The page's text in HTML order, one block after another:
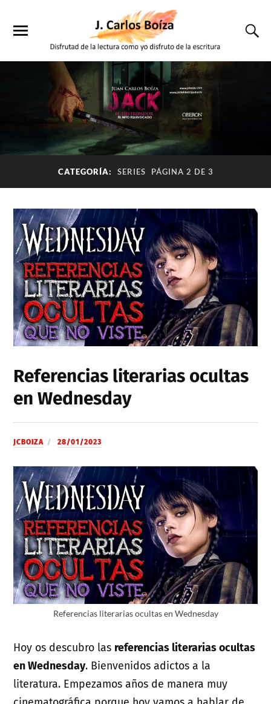
CATEGORÍA: SERIES PÁGINA 2 DE 3
Referencias literarias ocultas
en Wednesday
JCBOIZA 28/01/2023
Referencias literarias ocultas en Wednesday
Hoy os descubro las referencias literarias ocultas
en Wednesday. Bienvenidos adictos a la
literatura. Empezamos años de manera muy